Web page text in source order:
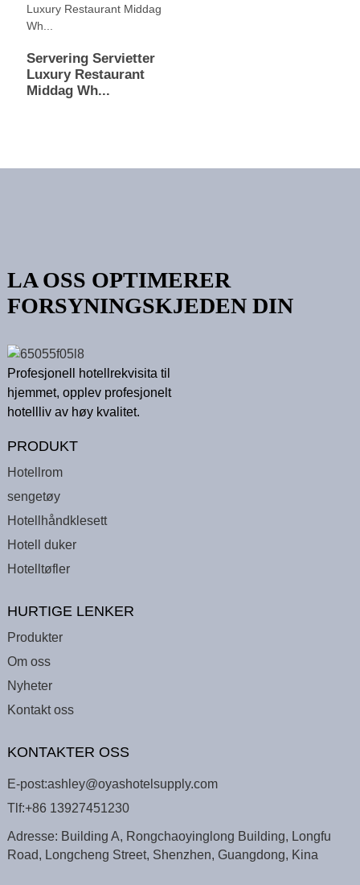
Servering Servietter
Luxury Restaurant
Middag Wh...
LA OSS OPTIMERER
FORSYNINGSKJEDEN DIN
Profesjonell hotellrekvisita til
hjemmet, opplev profesjonelt
hotellliv av høy kvalitet.
PRODUKT
Hotellrom
sengetøy
Hotellhåndklesett
Hotell duker
Hotelltøfler
HURTIGE LENKER
Produkter
Om oss
Nyheter
Kontakt oss
KONTAKTER OSS
E-post:ashley@oyashotelsupply.com
Tlf:+86 13927451230
Adresse: Building A, Rongchaoyinglong Building, Longfu
Road, Longcheng Street, Shenzhen, Guangdong, Kina